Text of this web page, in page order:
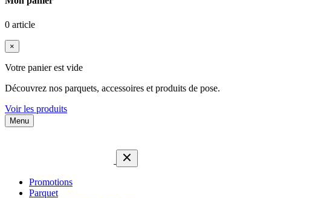
0 article
×
Votre panier est vide
Découvrez nos parquets, accessoires et produits de pose.
Voir les produits
Menu
Promotions
Parquet